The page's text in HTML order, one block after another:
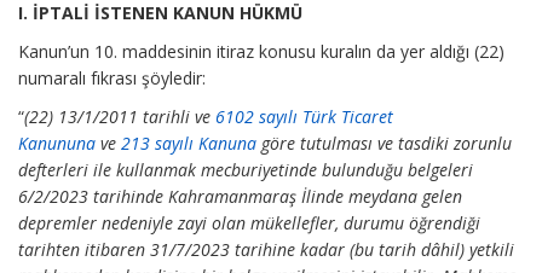
I. İPTALİ İSTENEN KANUN HÜKMÜ
Kanun’un 10. maddesinin itiraz konusu kuralın da yer aldığı (22)
numaralı fıkrası şöyledir:
“(22) 13/1/2011 tarihli ve 6102 sayılı Türk Ticaret
Kanununa ve 213 sayılı Kanuna göre tutulması ve tasdiki zorunlu
defterleri ile kullanmak mecburiyetinde bulunduğu belgeleri
6/2/2023 tarihinde Kahramanmaraş İlinde meydana gelen
depremler nedeniyle zayi olan mükellefler, durumu öğrendiği
tarihten itibaren 31/7/2023 tarihine kadar (bu tarih dâhil) yetkili